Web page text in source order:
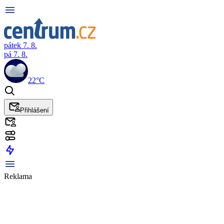
pátek 7. 8.
pá 7. 8.
22°C
Přihlášení
Reklama